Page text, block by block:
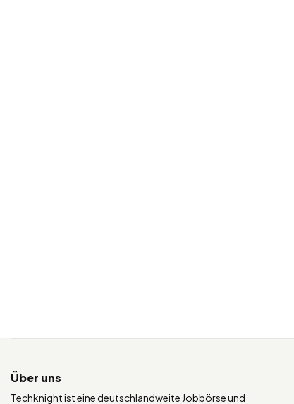
Über uns
Techknight ist eine deutschlandweite Jobbörse und